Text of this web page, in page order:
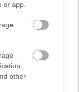
or app.
other
2-án délutánig
a plébániát,
inkább a